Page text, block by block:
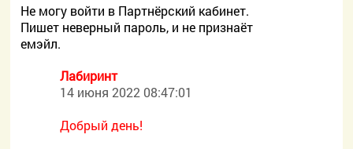
Не могу войти в Партнёрский кабинет.
Пишет неверный пароль, и не признаёт
емэйл.
Лабиринт
14 июня 2022 08:47:01
Добрый день!